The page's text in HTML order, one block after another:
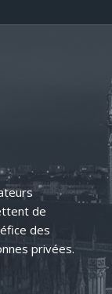
de
des
privées.